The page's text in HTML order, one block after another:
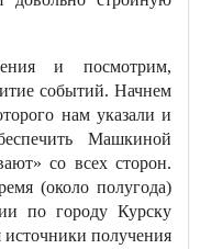
и посмотрим,
событий. Начнем
нам указали и
Машкиной
со всех сторон.
(около полугода)
по городу Курску
источники получения